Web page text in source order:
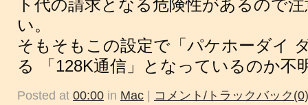
ト代の請求となる危険性があるので
い。
そもそもこの設定で「パケホーダイ
る 「128K通信」となっているのか不
Posted at 00:00 in Mac | コメント/トラックバック(0)